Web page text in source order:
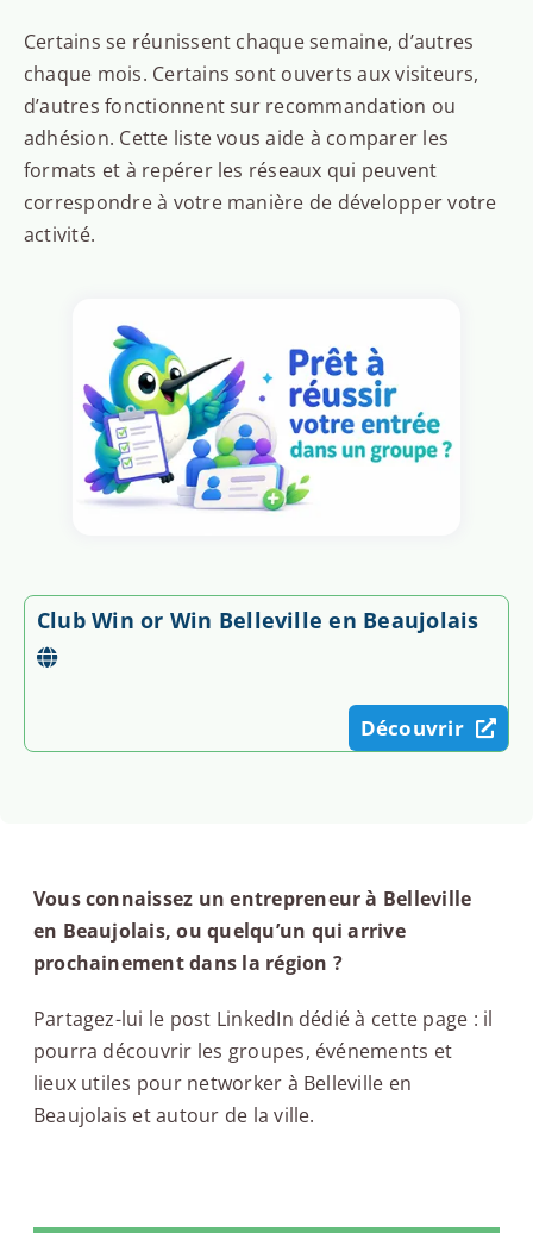
Certains se réunissent chaque semaine, d’autres
chaque mois. Certains sont ouverts aux visiteurs,
d’autres fonctionnent sur recommandation ou
adhésion. Cette liste vous aide à comparer les
formats et à repérer les réseaux qui peuvent
correspondre à votre manière de développer votre
activité.
Club Win or Win Belleville en Beaujolais
Découvrir
Vous connaissez un entrepreneur à Belleville
en Beaujolais, ou quelqu’un qui arrive
prochainement dans la région ?
Partagez-lui le post LinkedIn dédié à cette page : il
pourra découvrir les groupes, événements et
lieux utiles pour networker à Belleville en
Beaujolais et autour de la ville.